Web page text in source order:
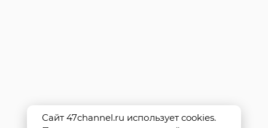
Сайт 47channel.ru использует cookies.